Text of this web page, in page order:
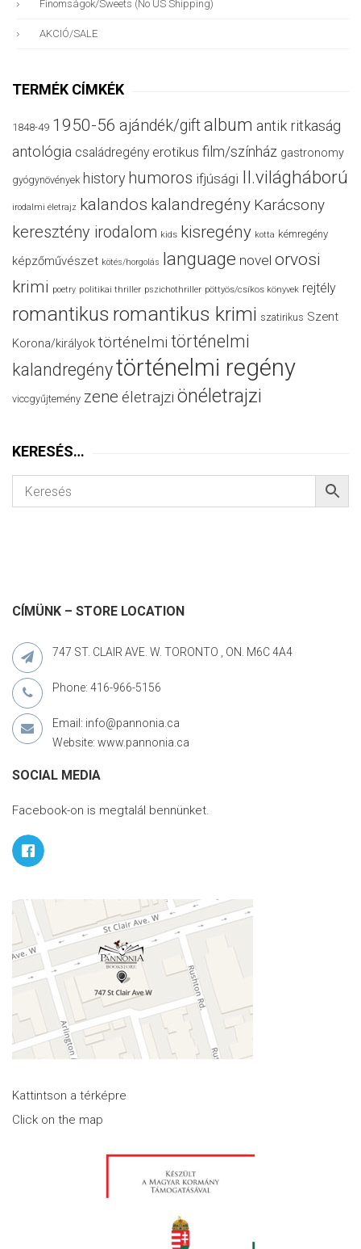
Finomságok/sweets (no US Shipping)
AKCIÓ/SALE
TERMÉK CÍMKÉK
1848-49 1950-56 ajándék/giftalbum antik ritkaság
antológia családregény erotikus film/színház gastronomy
gyógynövények history humoros ifjúsági II.világháború
irodalmi életrajz kalandos kalandregény Karácsony
keresztény irodalom kids kisregény kotta kémregény
képzőművészet kötés/horgolás language novel orvosi
krimi poetry politikai thriller pszichothriller pöttyös/csíkos könyvek rejtély
romantikus romantikus krimi szatirikus Szent
Korona/királyok történelmi történelmi
kalandregénytörténelmi regény
viccgyűjtemény zene életrajzi önéletrajzi
KERESÉS…
CÍMÜNK – STORE LOCATION
747 ST. CLAIR AVE. W. TORONTO , ON. M6C 4A4
Phone: 416-966-5156
Email: info@pannonia.ca
Website: www.pannonia.ca
SOCIAL MEDIA
Facebook-on is megtalál bennünket.
Kattintson a térképre
Click on the map